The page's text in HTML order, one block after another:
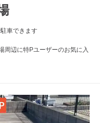
車できます
周辺に特Pユーザーのお気に入